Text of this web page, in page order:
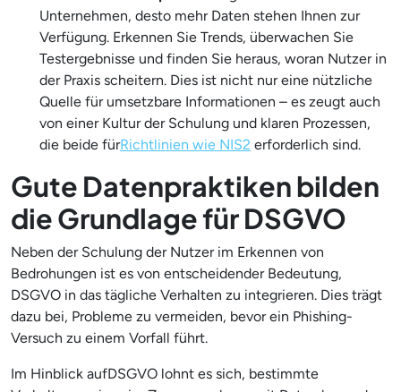
Unternehmen, desto mehr Daten stehen Ihnen zur
Verfügung. Erkennen Sie Trends, überwachen Sie
Testergebnisse und finden Sie heraus, woran Nutzer in
der Praxis scheitern. Dies ist nicht nur eine nützliche
Quelle für umsetzbare Informationen – es zeugt auch
von einer Kultur der Schulung und klaren Prozessen,
die beide fürRichtlinien wie NIS2 erforderlich sind.
Gute Datenpraktiken bilden
die Grundlage für DSGVO
Neben der Schulung der Nutzer im Erkennen von
Bedrohungen ist es von entscheidender Bedeutung,
DSGVO in das tägliche Verhalten zu integrieren. Dies trägt
dazu bei, Probleme zu vermeiden, bevor ein Phishing-
Versuch zu einem Vorfall führt.
Im Hinblick aufDSGVO lohnt es sich, bestimmte